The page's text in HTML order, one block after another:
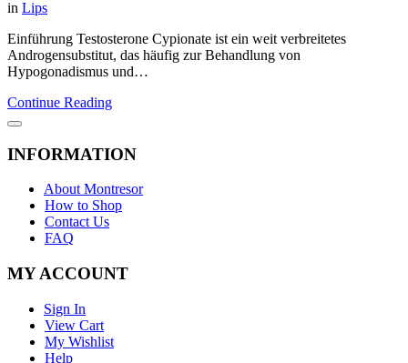
in Lips
Einführung Testosterone Cypionate ist ein weit verbreitetes
Androgensubstitut, das häufig zur Behandlung von
Hypogonadismus und…
Continue Reading
INFORMATION
About Montresor
How to Shop
Contact Us
FAQ
MY ACCOUNT
Sign In
View Cart
My Wishlist
Help